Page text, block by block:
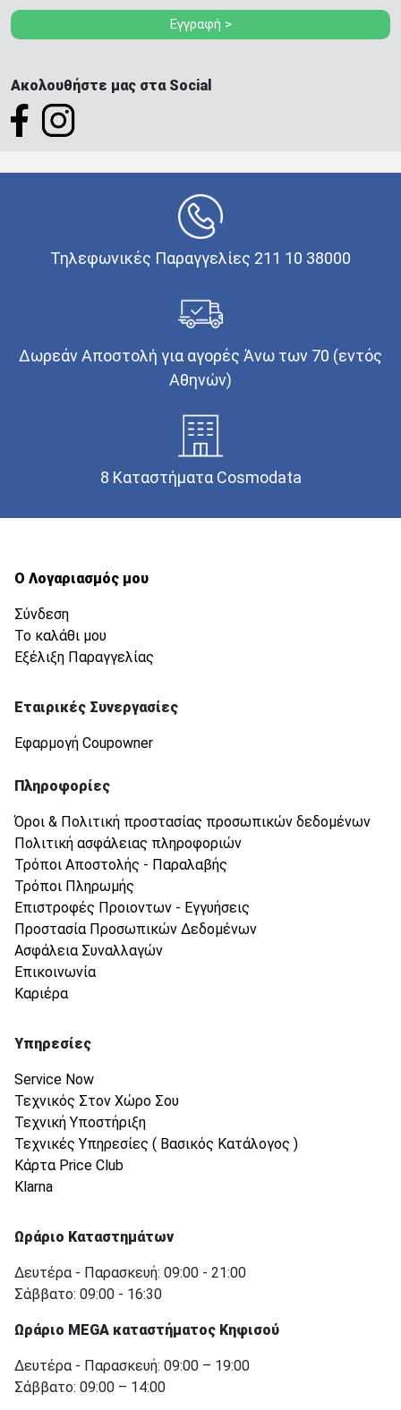
Εγγραφή >
Ακολουθήστε μας στα Social
Τηλεφωνικές Παραγγελίες 211 10 38000
Δωρεάν Αποστολή για αγορές Άνω των 70 (εντός
Αθηνών)
8 Καταστήματα Cosmodata
Ο Λογαριασμός μου
Σύνδεση
Το καλάθι μου
Εξέλιξη Παραγγελίας
Εταιρικές Συνεργασίες
Εφαρμογή Coupowner
Πληροφορίες
Όροι & Πολιτική προστασίας προσωπικών δεδομένων
Πολιτική ασφάλειας πληροφοριών
Τρόποι Αποστολής - Παραλαβής
Τρόποι Πληρωμής
Επιστροφές Προιοντων - Εγγυήσεις
Προστασία Προσωπικών Δεδομένων
Ασφάλεια Συναλλαγών
Επικοινωνία
Καριέρα
Υπηρεσίες
Service Now
Τεχνικός Στον Χώρο Σου
Τεχνική Υποστήριξη
Τεχνικές Υπηρεσίες ( Βασικός Κατάλογος )
Κάρτα Price Club
Klarna
Ωράριο Καταστημάτων
Δευτέρα - Παρασκευή: 09:00 - 21:00
Σάββατο: 09:00 - 16:30
Ωράριο MEGA καταστήματος Κηφισού
Δευτέρα - Παρασκευή: 09:00 – 19:00
Σάββατο: 09:00 – 14:00